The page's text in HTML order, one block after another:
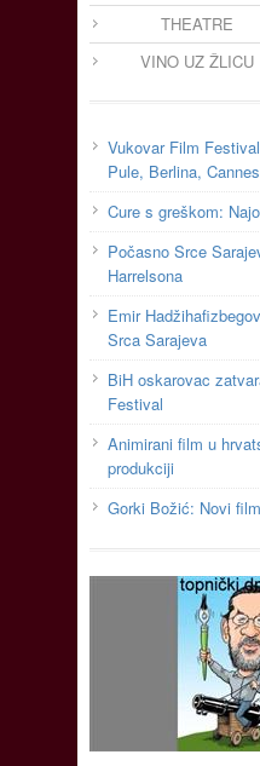
THEATRE
VINO UZ ŽLICU
Vukovar Film
Pule, Berlina,
Cure s greškom:
Počasno Srce
Harrelsona
Emir
Srca Sarajeva
BiH oskarovac
Festival
Animirani film u
produkciji
Gorki Božić: Novi